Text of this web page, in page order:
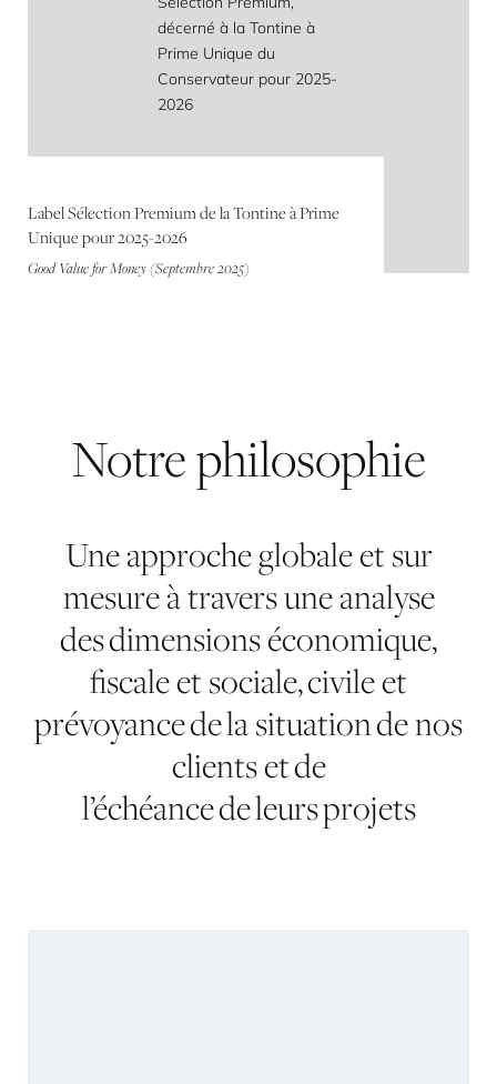
Label Sélection Premium de la Tontine à Prime
Unique pour 2025-2026
Good Value for Money (Septembre 2025)
Notrephilosophie
Une approche globale et sur
mesure à travers une analyse
des dimensions économique,
fiscale et sociale, civile et
prévoyance de la situation de nos
clients et de
l’échéance de leurs projets